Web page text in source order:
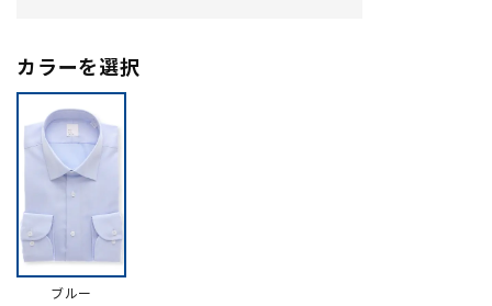
カラーを選択
ブルー